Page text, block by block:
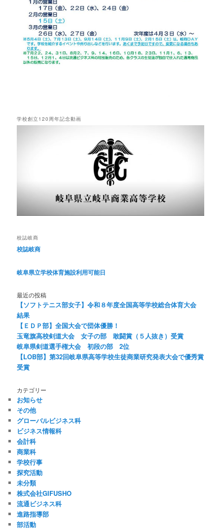
学校創立120周年記念動画
校誌岐商
校誌岐商
岐阜県立学校体育施設利用可能日
最近の投稿
【ソフトテニス部女子】令和８年度全国高等学校総合体育大会
結果
【ＥＤＰ部】全国大会で団体優勝！
玉竜旗高校剣道大会 女子の部 敢闘賞（５人抜き）受賞
岐阜県剣道選手権大会 初段の部 2位
【LOB部】第32回岐阜県高等学校生徒商業研究発表大会で優秀賞
受賞
カテゴリー
お知らせ
その他
グローバルビジネス科
ビジネス情報科
会計科
商業科
学校行事
探究活動
未分類
株式会社GIFUSHO
流通ビジネス科
進路指導部
部活動